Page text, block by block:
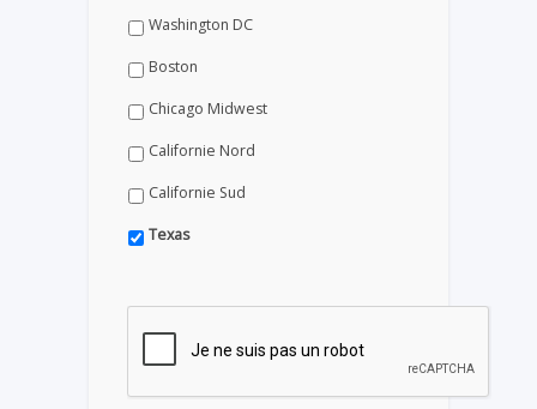
Washington DC
Boston
Chicago Midwest
Californie Nord
Californie Sud
Texas